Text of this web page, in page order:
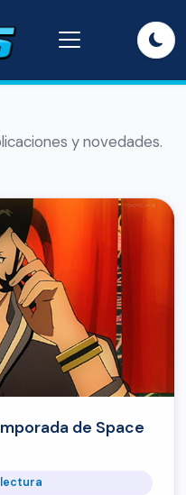
y novedades.
de Space
lectura